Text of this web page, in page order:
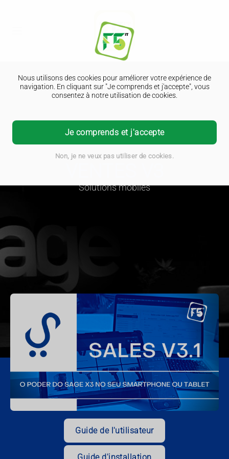
Nous utilisons des cookies pour améliorer votre expérience de
navigation. En cliquant sur "Je comprends et j'accepte", vous
consentez à notre utilisation de cookies.
Je comprends et j'accepte
Non, je ne veux pas utiliser de cookies.
Solutions mobiles
Guide de l'utilisateur